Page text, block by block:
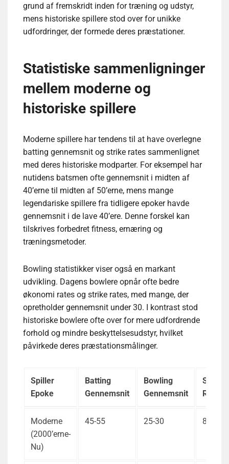
grund af fremskridt inden for træning og udstyr,
mens historiske spillere stod over for unikke
udfordringer, der formede deres præstationer.
Statistiske sammenligninger
mellem moderne og
historiske spillere
Moderne spillere har tendens til at have overlegne
batting gennemsnit og strike rates sammenlignet
med deres historiske modparter. For eksempel har
nutidens batsmen ofte gennemsnit i midten af
40’erne til midten af 50’erne, mens mange
legendariske spillere fra tidligere epoker havde
gennemsnit i de lave 40’ere. Denne forskel kan
tilskrives forbedret fitness, ernæring og
træningsmetoder.
Bowling statistikker viser også en markant
udvikling. Dagens bowlere opnår ofte bedre
økonomi rates og strike rates, med mange, der
opretholder gennemsnit under 30. I kontrast stod
historiske bowlere ofte over for mere udfordrende
forhold og mindre beskyttelsesudstyr, hvilket
påvirkede deres præstationsmålinger.
Spiller
Epoke
Batting
Gennemsnit
Bowling
Gennemsnit
Strike
Rate
Moderne
(2000’erne-
Nu)
45-55 25-30 80-90